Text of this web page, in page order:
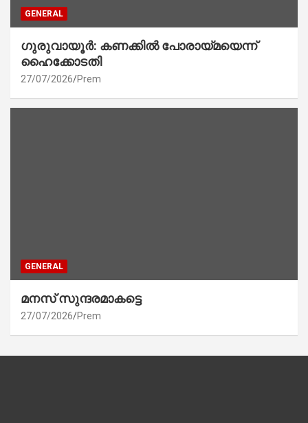
GENERAL
ഗുരുവായൂർ: കണക്കിൽ പോരായ്മയെന്ന്
ഹൈക്കോടതി
27/07/2026 Prem
GENERAL
മനസ് സുന്ദരമാകട്ടെ
27/07/2026 Prem